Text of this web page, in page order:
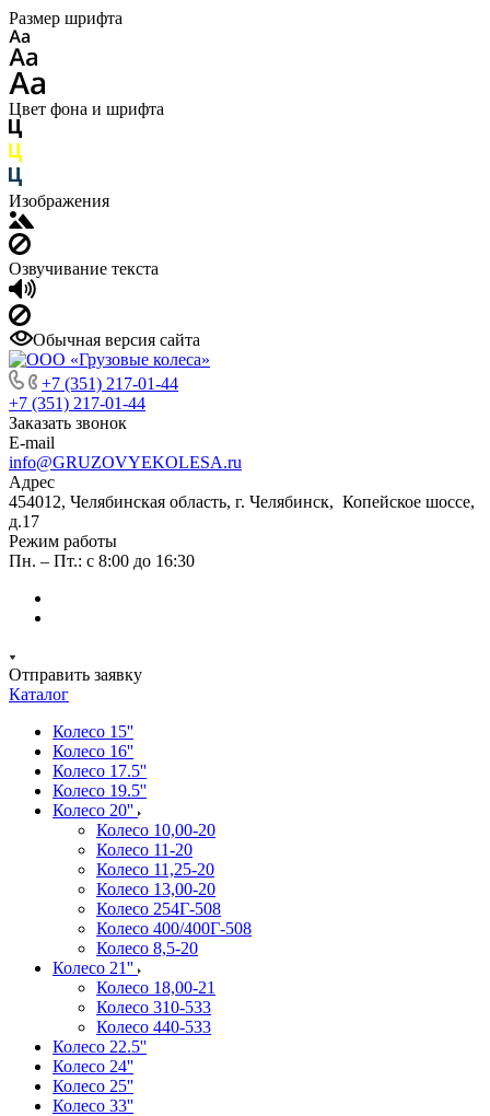
Размер шрифта
Цвет фона и шрифта
Изображения
Озвучивание текста
Обычная версия сайта
+7 (351) 217-01-44
+7 (351) 217-01-44
Заказать звонок
E-mail
info@GRUZOVYEKOLESA.ru
Адрес
454012, Челябинская область, г. Челябинск, Копейское шоссе,
д.17
Режим работы
Пн. – Пт.: с 8:00 до 16:30
Отправить заявку
Каталог
Колесо 15''
Колесо 16''
Колесо 17.5''
Колесо 19.5''
Колесо 20''
Колесо 10,00-20
Колесо 11-20
Колесо 11,25-20
Колесо 13,00-20
Колесо 254Г-508
Колесо 400/400Г-508
Колесо 8,5-20
Колесо 21''
Колесо 18,00-21
Колесо 310-533
Колесо 440-533
Колесо 22.5''
Колесо 24''
Колесо 25''
Колесо 33''